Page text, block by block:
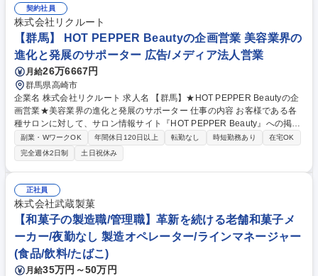
す。より効果のある記事提案、キャンペーンや特別メニューの提案、店舗
ブランディング企画提案等にも挑戦できます。【育成環境】全国約2,000
人の営業がおり、座学・OJTの体制は整っています。毎年多くの方が3年
間の成長を求めご入社されています。 募集職種 ■【群馬】HOT PEPPER
Beautyの企画営業/未経験歓迎/地域活性貢献/年休140日
契約社員
株式会社リクルート
【群馬】 HOT PEPPER Beautyの企画営業 美容業界の
進化と発展のサポーター 広告/メディア法人営業
月給26万6667円
群馬県高崎市
企業名 株式会社リクルート 求人名 【群馬】★HOT PEPPER Beautyの企
画営業★美容業界の進化と発展のサポーター 仕事の内容 お客様である各
種サロンに対して、サロン情報サイト『HOT PEPPER Beauty』への掲載
などを通して、業界や担当地域のトレンドを把握し、クライアントの課題
に対して具体的な解決策を提案していただきます。 各種美容系サロンクラ
イアントへ新規・既存営業をお任せします。ただサービスを売るのではな
く、店舗集客UPの課題解決提案を行います。より効果のある記事提案/キ
ャンペーンや特別メニューの提案/店舗ブランディング企画提案等にも挑戦
できます。【例えば…】担当エリア内のヘア/ネイル/エステサロン・ジ
ム・ヨガ等に対し、『HOT PEPPER Beauty』を用いた集客支援と、『SA
LON BOARD』を用いた業務支援を実施します。 募集職種 【群馬】★HO
T PEPPER Beautyの企画営業★美容業界の進化と発展のサポーター
副業・WワークOK 年間休日120日以上 転勤なし 時短勤務あり
在宅OK
完全週休2日制
土日祝休み
正社員
株式会社武蔵製菓
【和菓子の製造職/管理職】革新を続ける老舗和菓子メ
ーカー/夜勤なし 製造オペレーター/ラインマネージャー
(食品/飲料/たばこ)
月給35万円～50万円